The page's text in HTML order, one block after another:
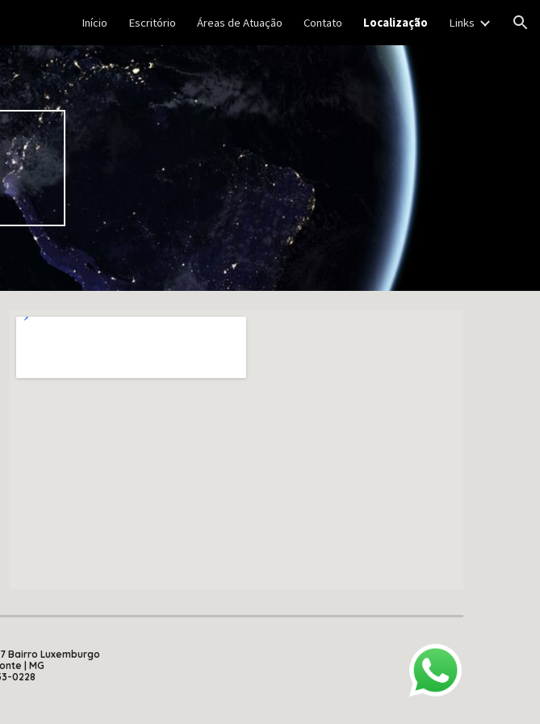
Skip to navigation
Início Escritório Áreas de Atuação Contato Localização Links
Bairro Luxemburgo
| MG
0228